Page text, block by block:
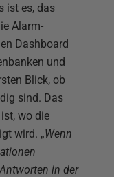
ist es, das
Alarm-
Dashboard
und
Blick, ob
sind. Das
wo die
wird. „Wenn
in der